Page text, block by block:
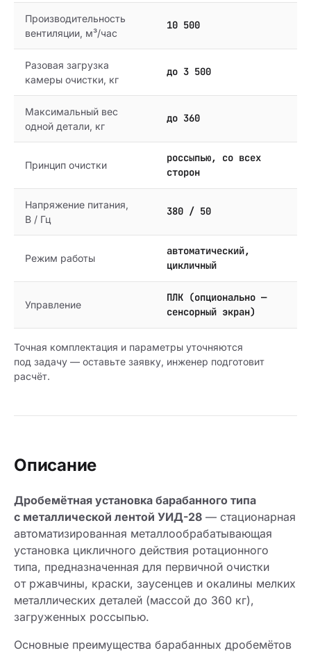
Производительность
вентиляции, м³/час
10 500
Разовая загрузка
камеры очистки, кг
до 3 500
Максимальный вес
одной детали, кг
до 360
Принцип очистки
россыпью, со всех
сторон
Напряжение питания,
В / Гц
380 / 50
Режим работы
автоматический,
цикличный
Управление
ПЛК (опционально —
сенсорный экран)
Точная комплектация и параметры уточняются
под задачу — оставьте заявку, инженер подготовит
расчёт.
Описание
Дробемётная установка барабанного типа
с металлической лентой УИД-28 — стационарная
автоматизированная металлообрабатывающая
установка цикличного действия ротационного
типа, предназначенная для первичной очистки
от ржавчины, краски, заусенцев и окалины мелких
металлических деталей (массой до 360 кг),
загруженных россыпью.
Основные преимущества барабанных дробемётов